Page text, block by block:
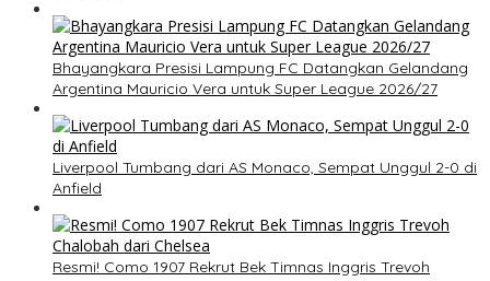
Bhayangkara Presisi Lampung FC Datangkan Gelandang
Argentina Mauricio Vera untuk Super League 2026/27
Liverpool Tumbang dari AS Monaco, Sempat Unggul 2-0 di
Anfield
Resmi! Como 1907 Rekrut Bek Timnas Inggris Trevoh